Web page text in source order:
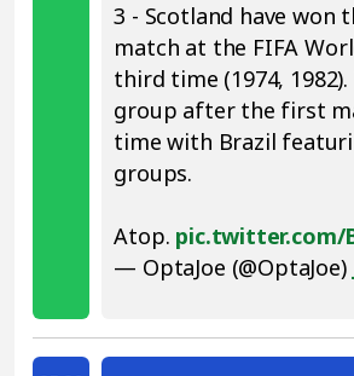
3 - Scotland have won
match at the FIFA
third time (1974,
group after the first
time with Brazil
groups.
Atop. pic.twitter.com/
— OptaJoe (@OptaJoe)